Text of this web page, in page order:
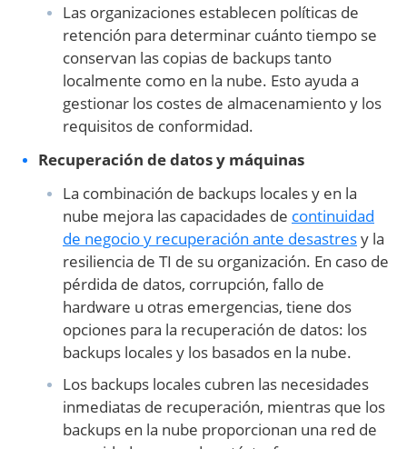
Las organizaciones establecen políticas de
retención para determinar cuánto tiempo se
conservan las copias de backups tanto
localmente como en la nube. Esto ayuda a
gestionar los costes de almacenamiento y los
requisitos de conformidad.
Recuperación de datos y máquinas
La combinación de backups locales y en la
nube mejora las capacidades de continuidad
de negocio y recuperación ante desastresy la
resiliencia de TI de su organización. En caso de
pérdida de datos, corrupción, fallo de
hardware u otras emergencias, tiene dos
opciones para la recuperación de datos: los
backups locales y los basados en la nube.
Los backups locales cubren las necesidades
inmediatas de recuperación, mientras que los
backups en la nube proporcionan una red de